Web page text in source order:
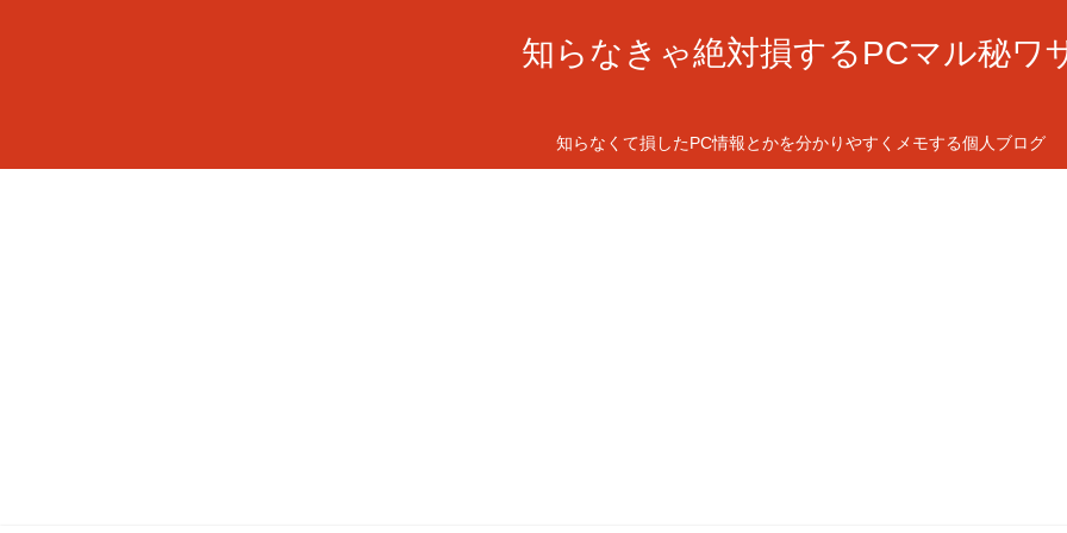
知らなきゃ絶対損するPCマル秘ワ
知らなくて損したPC情報とかを分かりやすくメモする個人ブログ